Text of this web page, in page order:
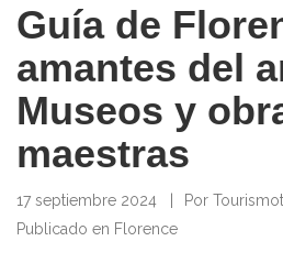
Guía de
amantes del
Museos y
maestras
17 septiembre 2024 Por
Publicado en Florence